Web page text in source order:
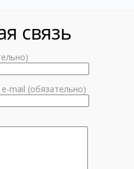
связь
mail (обязательно)